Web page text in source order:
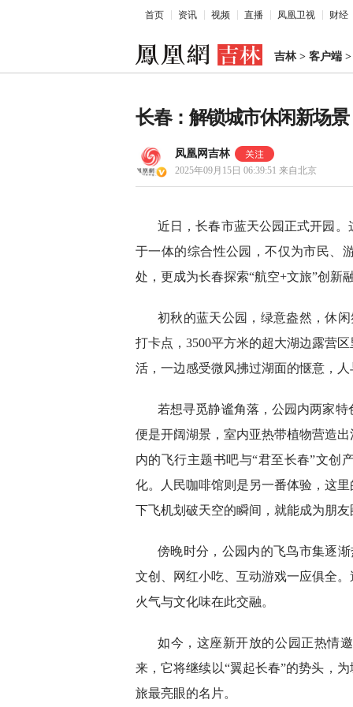
首页 资讯 视频 直播 凤凰卫视 财经
吉林> 客户端
长春：解锁城市休闲新场景
凤凰网吉林
2025年09月15日 06:39:51 来自北京
近日，长春市蓝天公园正式开园
于一体的综合性公园，不仅为市民、
处，更成为长春探索“航空+文旅”创新
初秋的蓝天公园，绿意盎然，休
打卡点，3500平方米的超大湖边露营
活，一边感受微风拂过湖面的惬意，
若想寻觅静谧角落，公园内两家
便是开阔湖景，室内亚热带植物营造
内的飞行主题书吧与“君至长春”文创
化。人民咖啡馆则是另一番体验，这
下飞机划破天空的瞬间，就能成为朋
傍晚时分，公园内的飞鸟市集逐
文创、网红小吃、互动游戏一应俱全
火气与文化味在此交融。
如今，这座新开放的公园正热情
来，它将继续以“翼起长春”的势头，
旅最亮眼的名片。